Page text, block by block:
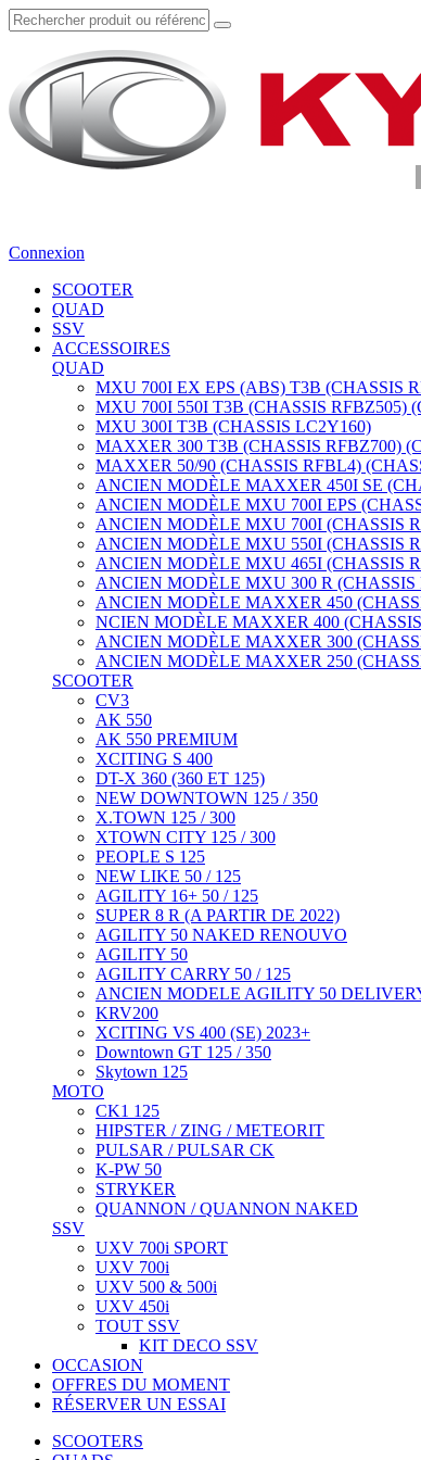
Connexion
SCOOTER
QUAD
SSV
ACCESSOIRES
QUAD
MXU 700I EX EPS (ABS) T3B (CHASSIS
MXU 700I 550I T3B (CHASSIS RFBZ505)
MXU 300I T3B (CHASSIS LC2Y160)
MAXXER 300 T3B (CHASSIS RFBZ700)
MAXXER 50/90 (CHASSIS RFBL4)
ANCIEN MODÈLE MAXXER 450I SE
ANCIEN MODÈLE MXU 700I EPS
ANCIEN MODÈLE MXU 700I (CHASSIS
ANCIEN MODÈLE MXU 550I (CHASSIS
ANCIEN MODÈLE MXU 465I (CHASSIS
ANCIEN MODÈLE MXU 300 R (CHASSIS
ANCIEN MODÈLE MAXXER 450
NCIEN MODÈLE MAXXER 400
ANCIEN MODÈLE MAXXER 300
ANCIEN MODÈLE MAXXER 250
SCOOTER
CV3
AK 550
AK 550 PREMIUM
XCITING S 400
DT-X 360 (360 ET 125)
NEW DOWNTOWN 125 / 350
X.TOWN 125 / 300
XTOWN CITY 125 / 300
PEOPLE S 125
NEW LIKE 50 / 125
AGILITY 16+ 50 / 125
SUPER 8 R (A PARTIR DE 2022)
AGILITY 50 NAKED RENOUVO
AGILITY 50
AGILITY CARRY 50 / 125
ANCIEN MODELE AGILITY 50
KRV200
XCITING VS 400 (SE) 2023+
Downtown GT 125 / 350
Skytown 125
MOTO
CK1 125
HIPSTER / ZING / METEORIT
PULSAR / PULSAR CK
K-PW 50
STRYKER
QUANNON / QUANNON NAKED
SSV
UXV 700i SPORT
UXV 700i
UXV 500 & 500i
UXV 450i
TOUT SSV
KIT DECO SSV
OCCASION
OFFRES DU MOMENT
RÉSERVER UN ESSAI
SCOOTERS